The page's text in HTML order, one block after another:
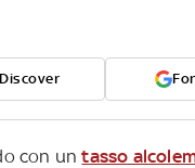
con untasso